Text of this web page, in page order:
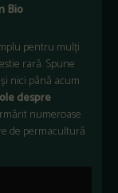
Bio
pentru mulți
rară. Spune
nici până acum
despre
numeroase
de permacultură